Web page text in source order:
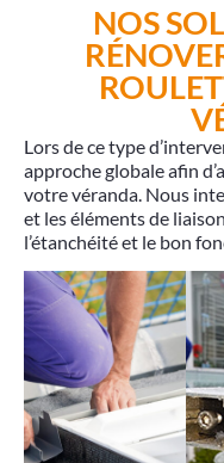
NOS
Lors de ce type
approche globale afin
votre véranda. Nous
et les éléments de liaison
l’étanchéité et le bon